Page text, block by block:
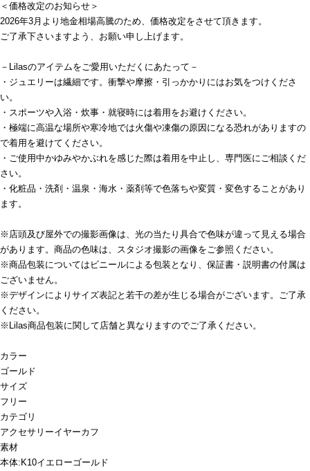
＜価格改定のお知らせ＞
2026年3月より地金相場高騰のため、価格改定をさせて頂きます。
ご了承下さいますよう、お願い申し上げます。
－Lilasのアイテムをご愛用いただくにあたって－
・ジュエリーは繊細です。衝撃や摩擦・引っかかりにはお気をつけくださ
い。
・スポーツや入浴・炊事・就寝時には着用をお避けください。
・極端に高温な場所や寒冷地では火傷や凍傷の原因になる恐れがありますの
で着用を避けてください。
・ご使用中かゆみやかぶれを感じた際は着用を中止し、専門医にご相談くだ
さい。
・化粧品・洗剤・温泉・海水・薬剤等で色落ちや変質・変色することがあり
ます。
※店頭及び屋外での撮影画像は、光の当たり具合で色味が違って見える場合
があります。商品の色味は、スタジオ撮影の画像をご参照ください。
※商品包装についてはビニールによる包装となり、保証書・説明書の付属は
ございません。
※デザインによりサイズ表記と若干の差が生じる場合がございます。ご了承
ください。
※Lilas商品包装に関して店舗と異なりますのでご了承ください。
カラー
ゴールド
サイズ
フリー
カテゴリ
アクセサリーイヤーカフ
素材
本体:K10イエローゴールド